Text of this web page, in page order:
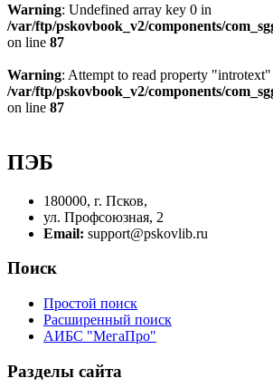
Warning: Undefined array key 0 in
/var/ftp/pskovbook_v2/components/
on line 87
Warning: Attempt to read property
/var/ftp/pskovbook_v2/components/
on line 87
ПЭБ
180000, г. Псков,
ул. Профсоюзная, 2
Email: support@pskovlib.ru
Поиск
Простой поиск
Расширенный поиск
АИБС "МегаПро"
Разделы сайта